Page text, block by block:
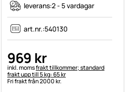
leverans:2 - 5 vardagar
art.nr.:540130
969 kr
Skatteinformation:
inkl. momsfrakt tillkommer; standard
frakt upp till 5 kg: 65 kr
Fri frakt från 2000 kr.